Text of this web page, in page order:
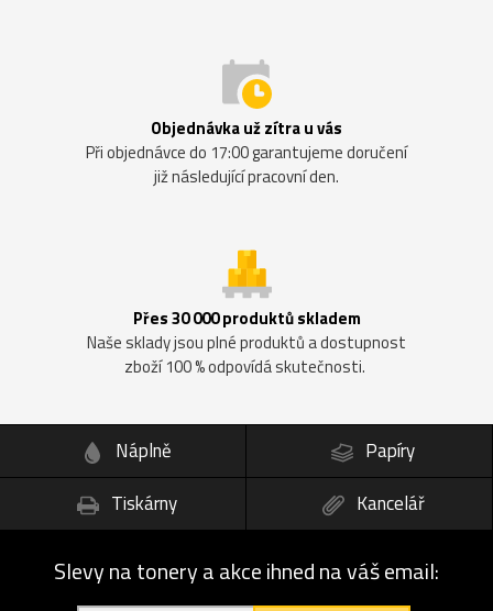
Objednávka už zítra u vás
Při objednávce do 17:00 garantujeme doručení
již následující pracovní den.
Přes 30 000 produktů skladem
Naše sklady jsou plné produktů a dostupnost
zboží 100 % odpovídá skutečnosti.
Náplně
Papíry
Tiskárny
Kancelář
Slevy na tonery a akce ihned na váš email: